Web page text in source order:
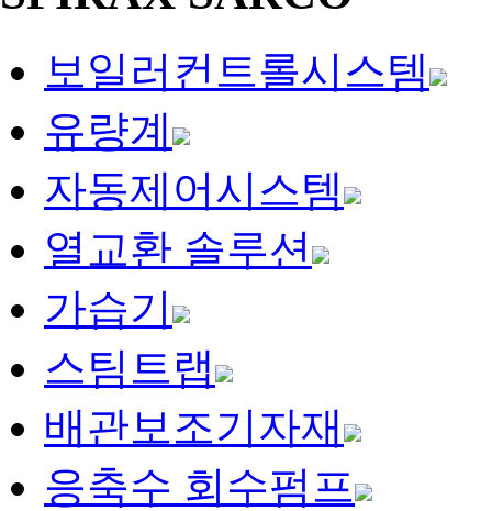
보일러컨트롤시스템
유량계
자동제어시스템
열교환 솔루션
가습기
스팀트랩
배관보조기자재
응축수 회수펌프